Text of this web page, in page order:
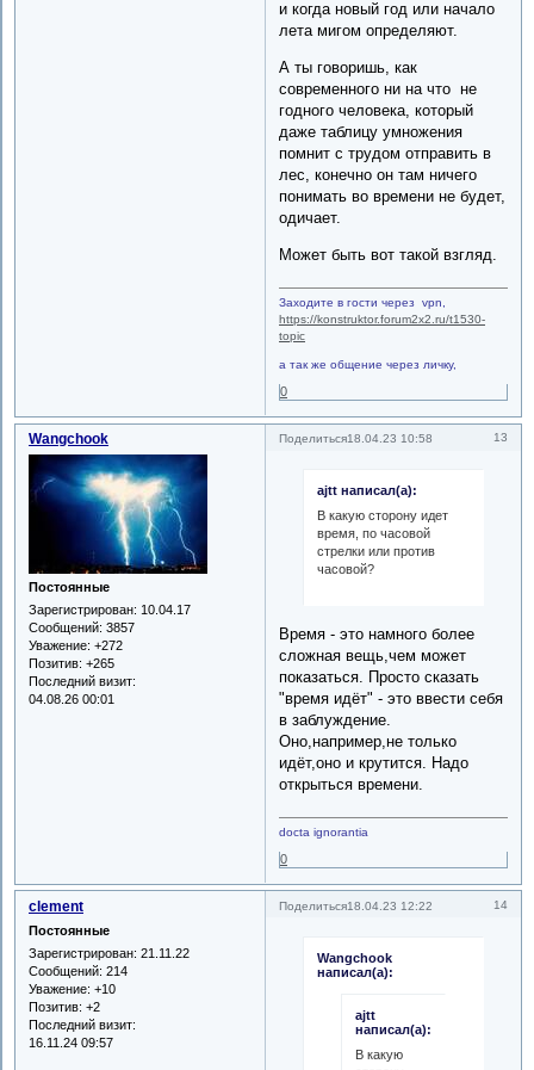
и когда новый год или начало
лета мигом определяют.
А ты говоришь, как
современного ни на что не
годного человека, который
даже таблицу умножения
помнит с трудом отправить в
лес, конечно он там ничего
понимать во времени не будет,
одичает.
Может быть вот такой взгляд.
Заходите в гости через vpn,
https://konstruktor.forum2x2.ru/t1530-
topic
а так же общение через личку,
0
Поделиться 13
18.04.23 10:58
Wangchook
Постоянные
Зарегистрирован: 10.04.17
Сообщений: 3857
Уважение: +272
Позитив: +265
Последний визит:
04.08.26 00:01
ajtt написал(а):
В какую сторону идет
время, по часовой
стрелки или против
часовой?
Время - это намного более
сложная вещь,чем может
показаться. Просто сказать
"время идёт" - это ввести себя
в заблуждение.
Оно,например,не только
идёт,оно и крутится. Надо
открыться времени.
docta ignorantia
0
Поделиться 14
18.04.23 12:22
clement
Постоянные
Зарегистрирован: 21.11.22
Сообщений: 214
Уважение: +10
Позитив: +2
Последний визит:
16.11.24 09:57
Wangchook
написал(а):
ajtt
написал(а):
В какую